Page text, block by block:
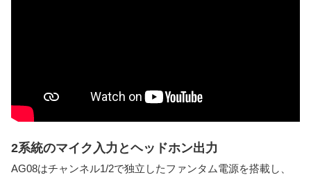
2系統のマイク入力とヘッドホン出力
AG08はチャンネル1/2で独立したファンタム電源を搭載し、